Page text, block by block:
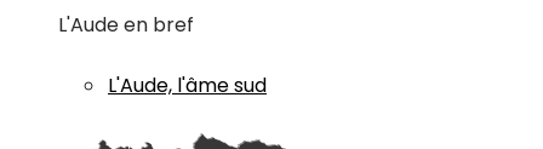
L'Aude en bref
L'Aude, l'âme sud